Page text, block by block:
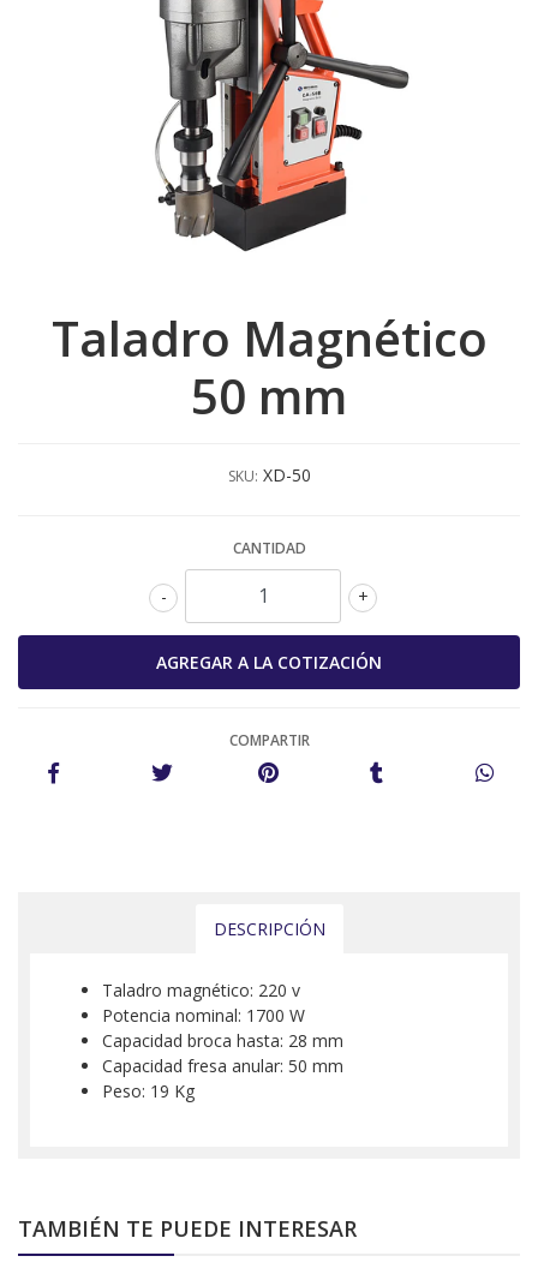
Taladro Magnético
50 mm
SKU: XD-50
CANTIDAD
+
-
COMPARTIR
DESCRIPCIÓN
Taladro magnético: 220 v
Potencia nominal: 1700 W
Capacidad broca hasta: 28 mm
Capacidad fresa anular: 50 mm
Peso: 19 Kg
TAMBIÉN TE PUEDE INTERESAR